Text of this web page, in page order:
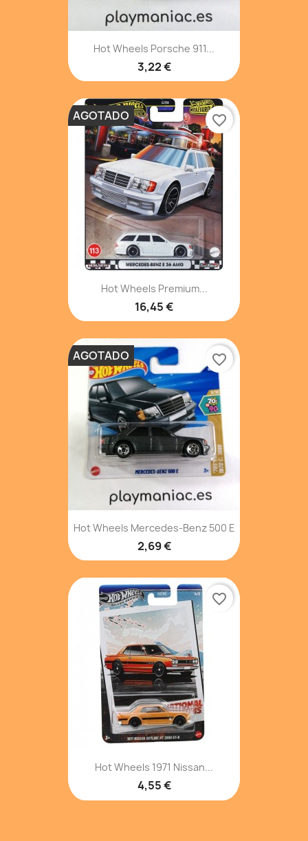
Hot Wheels Porsche 911...
3,22 €
Hot Wheels Premium...
16,45 €
AGOTADO favorite_border
Hot Wheels Mercedes-Benz 500 E
2,69 €
AGOTADO favorite_border
Hot Wheels 1971 Nissan...
4,55 €
favorite_border